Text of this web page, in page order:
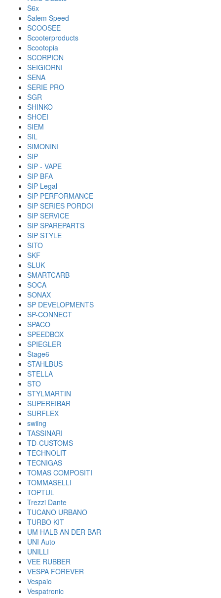
S6x
Salem Speed
SCOOSEE
Scooterproducts
Scootopia
SCORPION
SEIGIORNI
SENA
SERIE PRO
SGR
SHINKO
SHOEI
SIEM
SIL
SIMONINI
SIP
SIP - VAPE
SIP BFA
SIP Legal
SIP PERFORMANCE
SIP SERIES PORDOI
SIP SERVICE
SIP SPAREPARTS
SIP STYLE
SITO
SKF
SLUK
SMARTCARB
SOCA
SONAX
SP DEVELOPMENTS
SP-CONNECT
SPACO
SPEEDBOX
SPIEGLER
Stage6
STAHLBUS
STELLA
STO
STYLMARTIN
SUPEREIBAR
SURFLEX
swiing
TASSINARI
TD-CUSTOMS
TECHNOLIT
TECNIGAS
TOMAS COMPOSITI
TOMMASELLI
TOPTUL
Trezzi Dante
TUCANO URBANO
TURBO KIT
UM HALB AN DER BAR
UNI Auto
UNILLI
VEE RUBBER
VESPA FOREVER
Vespaio
Vespatronic